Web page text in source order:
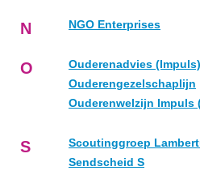
N NGO Enterprises
O
Ouderenadvies (Impuls)
Ouderengezelschaplijn
Ouderenwelzijn Impuls
S
Scoutinggroep
Sendscheid S